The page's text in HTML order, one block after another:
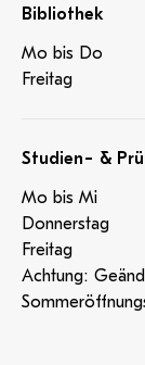
Bibliothek
Mo bis Do
Freitag
Studien- &
Mo bis Mi
Donnerstag
Freitag
Achtung: